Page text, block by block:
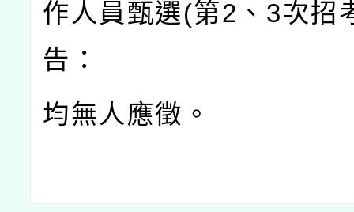
作人員甄選(第2、3次招
告：
均無人應徵。